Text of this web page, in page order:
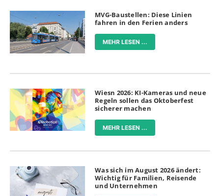
MVG-Baustellen: Diese Linien
fahren in den Ferien anders
MEHR LESEN ...
Wiesn 2026: KI-Kameras und neue
Regeln sollen das Oktoberfest
sicherer machen
MEHR LESEN ...
Was sich im August 2026 ändert:
Wichtig für Familien, Reisende
und Unternehmen